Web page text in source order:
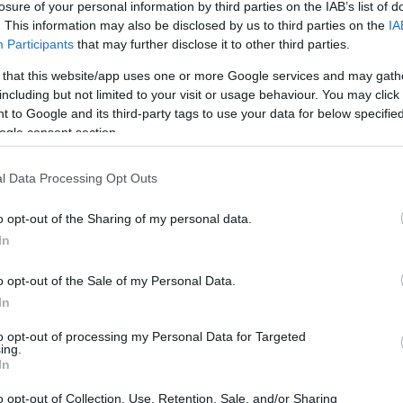
of your personal information by third parties on the IAB’s list of
This information may also be disclosed by us to third parties on the
Participants that may further disclose it to other third parties.
that this website/app uses one or more Google services and may
but not limited to your visit or usage behaviour. You may
to Google and its third-party tags to use your data for below
consent section.
Data Processing Opt Outs
opt-out of the Sharing of my personal data.
opt-out of the Sale of my Personal Data.
opt-out of processing my Personal Data for Targeted
opt-out of Collection, Use, Retention, Sale, and/or Sharing
egyikük a töltés oldalába csúszvafélig a
Alevegőben mentőhelikopterköröz, a sínek
utas ugyanis még mindig a szétroncsolódott
darabolják a roncsokat, hogy elérjék
Közben a semmi szélén függő vagonokat daruval
jól látható: